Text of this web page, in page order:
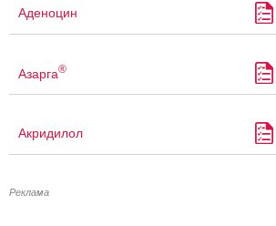
Аденоцин
Азарга®
Акридилол
Реклама